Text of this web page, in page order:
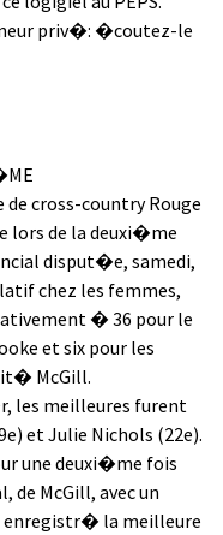
priv�: �coutez-le
cross-country Rouge
de la deuxi�me
disput�e, samedi,
chez les femmes,
� 36 pour le
et six pour les
McGill.
les meilleures furent
et Julie Nichols (22e).
une deuxi�me fois
de McGill, avec un
enregistr� la meilleure